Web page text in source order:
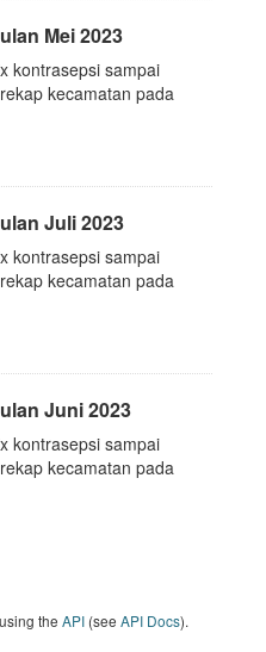
Mei 2023
kontrasepsi sampai
kecamatan pada
Juli 2023
kontrasepsi sampai
kecamatan pada
Juni 2023
kontrasepsi sampai
kecamatan pada
the API (see API Docs).